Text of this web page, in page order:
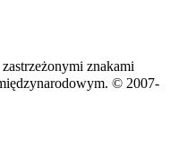
zastrzeżonymi znakami
© 2007-